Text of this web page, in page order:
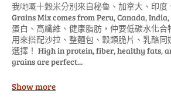
我哋嘅十穀米分別來自秘魯、加拿大、印度
Grains Mix comes from Peru, Canada,
蛋白、高纖維、健康脂肪，仲要低碳水化
用來搭配沙拉、整麵包、穀類脆片、乳酪
選擇！ High in protein, fiber, healthy fats,
grains are perfect...
Show more